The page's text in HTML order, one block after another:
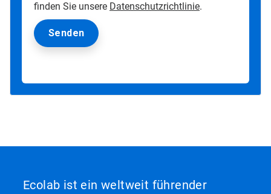
finden Sie unsere Datenschutzrichtlinie.
Ecolab ist ein weltweit führender